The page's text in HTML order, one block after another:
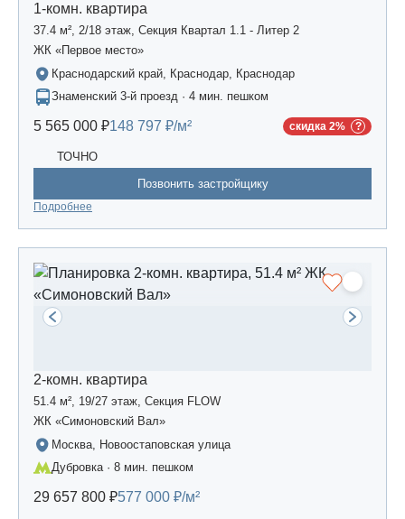
1-комн. квартира
37.4 м², 2/18 этаж, Секция Квартал 1.1 - Литер 2
ЖК «Первое место»
Краснодарский край, Краснодар, Краснодар
Знаменский 3-й проезд · 4 мин. пешком
5 565 000 ₽148 797 ₽/м² скидка 2%
ТОЧНО
Позвонить застройщику
Подробнее
2-комн. квартира
51.4 м², 19/27 этаж, Секция FLOW
ЖК «Симоновский Вал»
Москва, Новоостаповская улица
Дубровка · 8 мин. пешком
29 657 800 ₽577 000 ₽/м²